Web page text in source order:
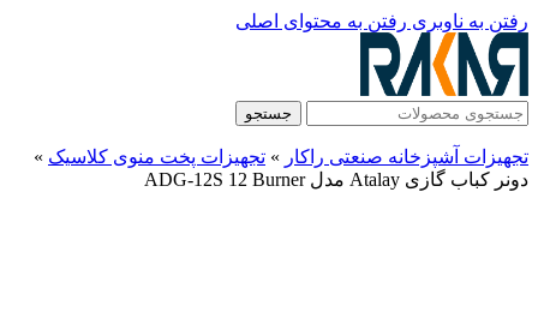
رفتن به ناوبری رفتن به محتوای اصلی
جستجو
تجهیزات آشپزخانه صنعتی راکار » تجهیزات پخت منوی کلاسیک »
دونر کباب گازی Atalay مدل ADG-12S 12 Burner